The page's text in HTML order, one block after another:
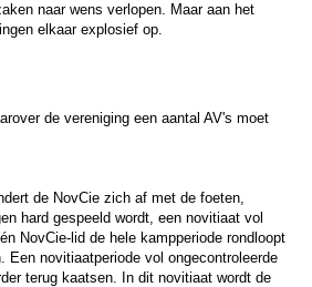
naar wens verlopen. Maar aan het
elkaar explosief op.
de vereniging een aantal AV's moet
de NovCie zich af met de foeten,
hard gespeeld wordt, een novitiaat vol
NovCie-lid de hele kampperiode rondloopt
novitiaatperiode vol ongecontroleerde
terug kaatsen. In dit novitiaat wordt de